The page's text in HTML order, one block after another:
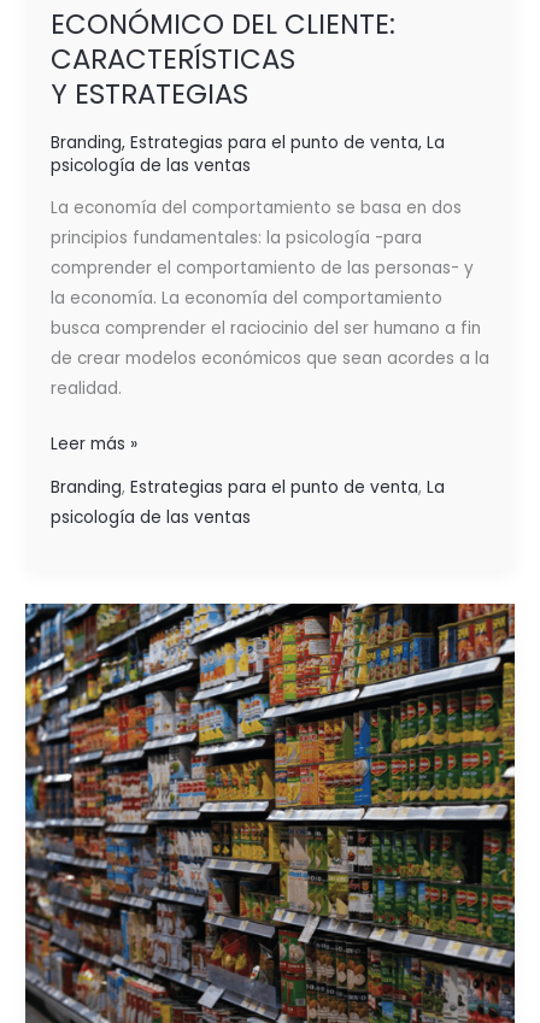
ECONÓMICO DEL CLIENTE:
CARACTERÍSTICAS
Y ESTRATEGIAS
Branding, Estrategias para el punto de venta, La
psicología de las ventas
La economía del comportamiento se basa en dos
principios fundamentales: la psicología -para
comprender el comportamiento de las personas- y
la economía. La economía del comportamiento
busca comprender el raciocinio del ser humano a fin
de crear modelos económicos que sean acordes a la
realidad.
Leer más »
Branding, Estrategias para el punto de venta, La
psicología de las ventas
7
ESTRATEGIAS
DE
PENETRACIÓN
DE MERCADO